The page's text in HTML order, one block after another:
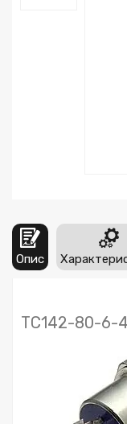
Опис
ТС142-80-6-4